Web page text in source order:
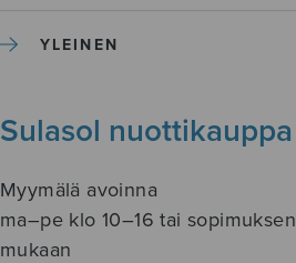
YLEINEN
Sulasol nuottikauppa
Myymälä avoinna
ma–pe klo 10–16 tai sopimuksen
mukaan